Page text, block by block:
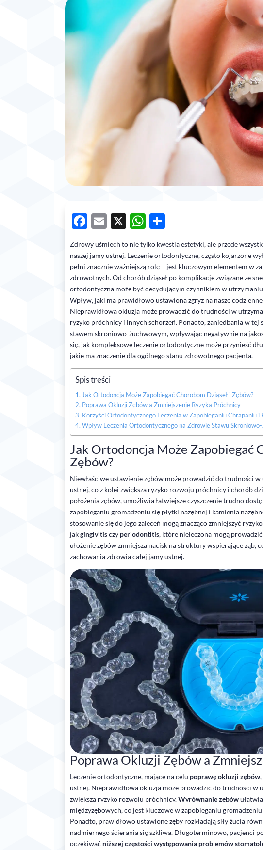
Facebook
Email
X WhatsApp
Zdrowy uśmiech to nie tylko kwestia estetyki, ale przede
naszej jamy ustnej. Leczenie ortodontyczne, często kojarzone
pełni znacznie ważniejszą rolę – jest kluczowym elementem w
zdrowotnych. Od chorób dziąseł po komplikacje związane ze
ortodontyczna może być decydującym czynnikiem w
Wpływ, jaki ma prawidłowo ustawiona zgryz na nasze
Nieprawidłowa okluzja może prowadzić do trudności w
ryzyko próchnicy i innych schorzeń. Ponadto, zaniedbania w tej
stawem skroniowo-żuchwowym, wpływając negatywnie na
się, jak kompleksowe leczenie ortodontyczne może przynieść
jakie ma znaczenie dla ogólnego stanu zdrowotnego pacjenta.
Spis treści
Jak Ortodoncja Może Zapobiegać Chorobom Dziąseł i Zębów?
Poprawa Okluzji Zębów a Zmniejszenie Ryzyka Próchnicy
Korzyści Ortodontycznego Leczenia w Zapobieganiu Chrapaniu i
Wpływ Leczenia Ortodontycznego na Zdrowie Stawu
Jak Ortodoncja Może Zapobiegać
Zębów?
Niewłaściwe ustawienie zębów może prowadzić do trudności
ustnej, co z kolei zwiększa ryzyko rozwoju próchnicy i chorób
położenia zębów, umożliwia łatwiejsze czyszczenie trudno
zapobieganiu gromadzeniu się płytki nazębnej i kamienia
stosowanie się do jego zaleceń mogą znacząco zmniejszyć
jakgingivitisczy periodontitis, które nieleczona mogą
ułożenie zębów zmniejsza nacisk na struktury wspierające ząb,
zachowania zdrowia całej jamy ustnej.
Poprawa Okluzji Zębów a
Leczenie ortodontyczne, mające na celu poprawę okluzji zębów
ustnej. Nieprawidłowa okluzja może prowadzić do trudności w
zwiększa ryzyko rozwoju próchnicy.Wyrównanie zębów
międzyzębowych, co jest kluczowe w zapobieganiu
Ponadto, prawidłowo ustawione zęby rozkładają siły żucia
nadmiernego ścierania się szkliwa. Długoterminowo, pacjenci
oczekiwać niższej częstości występowania problemów